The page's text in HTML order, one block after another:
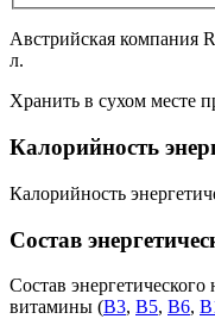
Австрийская компания
л.
Хранить в сухом месте
Калорийность
Калорийность
Состав
Состав
витамины (B3, B5, B6,